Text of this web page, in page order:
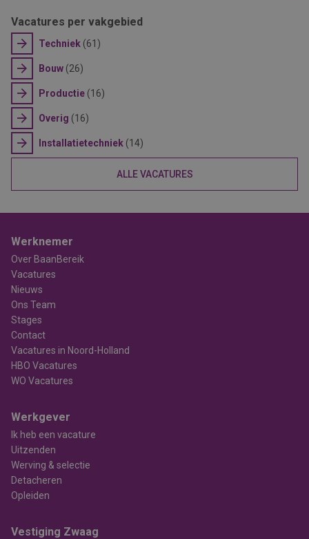
Vacatures per vakgebied
Techniek (61)
Bouw (26)
Productie (16)
Overig (16)
Installatietechniek (14)
ALLE VACATURES
Werknemer
Over BaanBereik
Vacatures
Nieuws
Ons Team
Stages
Contact
Vacatures in Noord-Holland
HBO Vacatures
WO Vacatures
Werkgever
Ik heb een vacature
Uitzenden
Werving & selectie
Detacheren
Opleiden
Vestiging Zwaag